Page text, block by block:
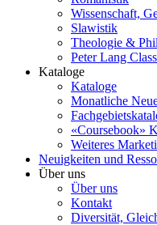
Wissenschaft,
Slawistik
Theologie &
Peter Lang
Kataloge
Kataloge
Monatliche
«Coursebook»
Weiteres
Neuigkeiten und
Über uns
Über uns
Kontakt
Diversität,